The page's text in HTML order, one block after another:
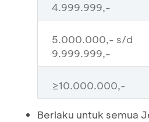
4.999.999,-
5.000.000,- s/d
9.999.999,-
≥10.000.000,-
Berlaku untuk semua